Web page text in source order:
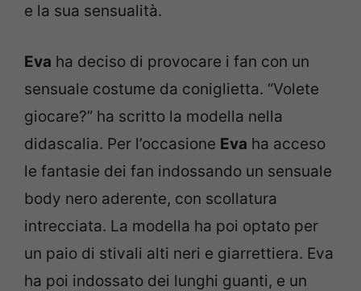
e la sua sensualità.
Eva ha deciso di provocare i fan con un
sensuale costume da coniglietta. “Volete
giocare?” ha scritto la modella nella
didascalia. Per l’occasione Eva ha acceso
le fantasie dei fan indossando un sensuale
body nero aderente, con scollatura
intrecciata. La modella ha poi optato per
un paio di stivali alti neri e giarrettiera. Eva
ha poi indossato dei lunghi guanti, e un